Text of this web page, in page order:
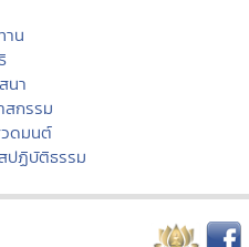
น
นา
สกรรม
ดมนต์
ปฏิบัติธรรม